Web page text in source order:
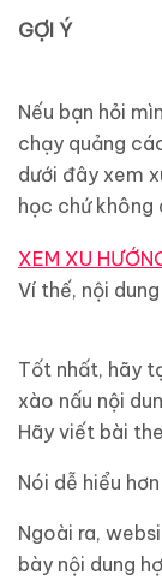
GỢI Ý
Nếu bạn hỏi
chạy quảng
dưới đây xem
học chứ không
XEM XU
Ví thế, nội
Tốt nhất, hãy
xào nấu nội
Hãy viết bài
Nói dễ hiểu
Ngoài ra,
bày nội dung